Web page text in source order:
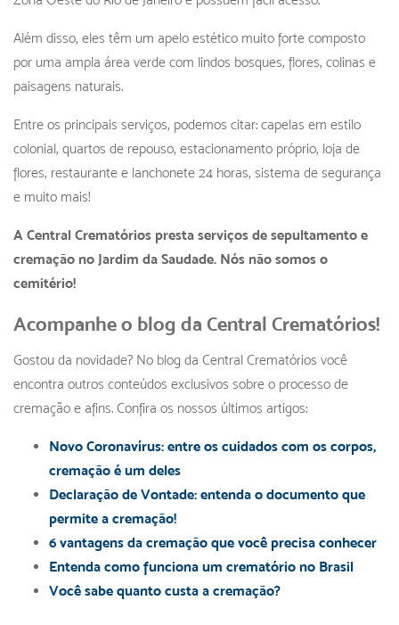
Além disso, eles têm um apelo estético muito forte composto
por uma ampla área verde com lindos bosques, flores, colinas e
paisagens naturais.
Entre os principais serviços, podemos citar: capelas em estilo
colonial, quartos de repouso, estacionamento próprio, loja de
flores, restaurante e lanchonete 24 horas, sistema de segurança
e muito mais!
A Central Crematórios presta serviços de sepultamento e
cremação no Jardim da Saudade. Nós não somos o
cemitério!
Acompanhe o blog da Central Crematórios!
Gostou da novidade? No blog da Central Crematórios você
encontra outros conteúdos exclusivos sobre o processo de
cremação e afins. Confira os nossos últimos artigos:
Novo Coronavírus: entre os cuidados com os corpos,
cremação é um deles
Declaração de Vontade: entenda o documento que
permite a cremação!
6 vantagens da cremação que você precisa conhecer
Entenda como funciona um crematório no Brasil
Você sabe quanto custa a cremação?